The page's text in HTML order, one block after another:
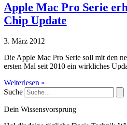
Apple Mac Pro Serie
Chip Update
3. März 2012
Die Apple Mac Pro Serie soll mit den
ersten Mal seit 2010 ein wirkliches
Weiterlesen »
Suche
Dein Wissensvorsprung